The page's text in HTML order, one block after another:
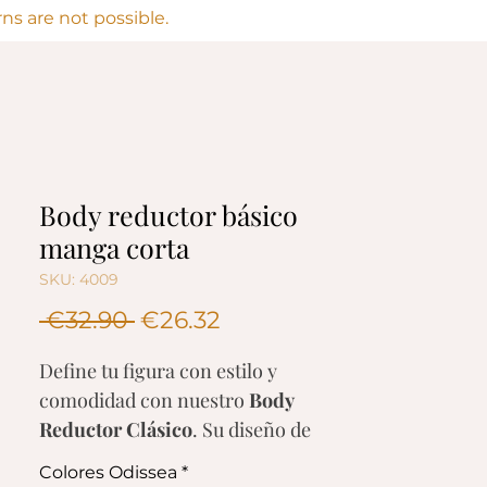
are not possible.
Body reductor básico
manga corta
SKU: 4009
€32.90 Regular
€26.32
Define tu figura con estilo y
comodidad con nuestro Body
Reductor Clásico. Su diseño de
manga corta
ofrece cobertura sutil
Colores Odissea *